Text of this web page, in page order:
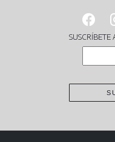
SUSCRÍBETE